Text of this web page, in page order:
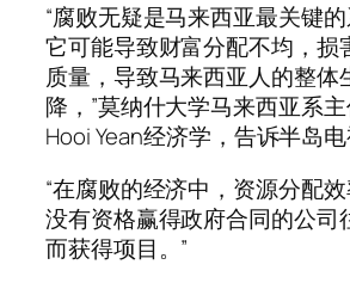
“腐败无疑是马来西亚最关键的
它可能导致财富分配不均，损
质量，导致马来西亚人的整体
降，”莫纳什大学马来西亚系
Hooi Yean经济学，告诉半岛电
“在腐败的经济中，资源分配
没有资格赢得政府合同的公司
而获得项目。”